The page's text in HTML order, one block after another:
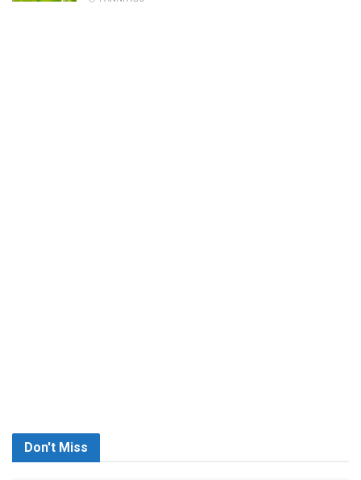
Don't Miss